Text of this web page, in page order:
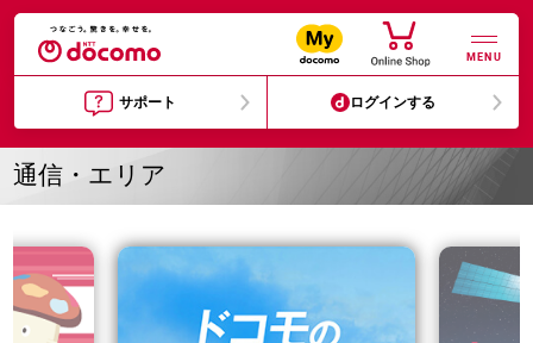
MENU
サポート ログインする
通信・エリア